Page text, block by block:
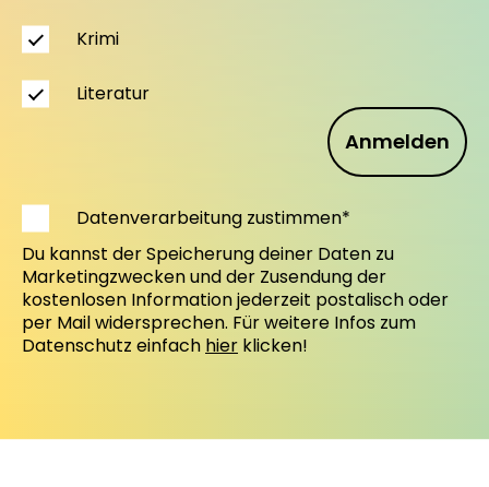
Anmelden
Krimi
Literatur
Datenverarbeitung zustimmen*
Du kannst der Speicherung deiner Daten zu
Marketingzwecken und der Zusendung der
kostenlosen Information jederzeit postalisch oder
per Mail widersprechen. Für weitere Infos zum
Datenschutz einfach hier klicken!